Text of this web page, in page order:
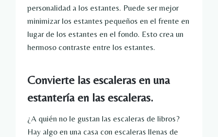
personalidad a los estantes. Puede ser mejor
minimizar los estantes pequeños en el frente en
lugar de los estantes en el fondo. Esto crea un
hermoso contraste entre los estantes.
Convierte las escaleras en una
estantería en las escaleras.
¿A quién no le gustan las escaleras de libros?
Hay algo en una casa con escaleras llenas de